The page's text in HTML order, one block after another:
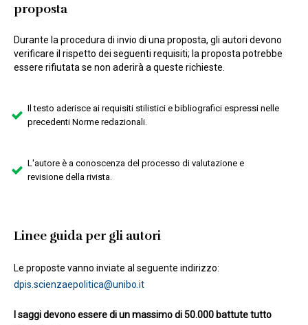
proposta
Durante la procedura di invio di una proposta, gli autori devono
verificare il rispetto dei seguenti requisiti; la proposta potrebbe
essere rifiutata se non aderirà a queste richieste.
Il testo aderisce ai requisiti stilistici e bibliografici espressi nelle
precedenti Norme redazionali.
L'autore è a conoscenza del processo di valutazione e
revisione della rivista.
Linee guida per gli autori
Le proposte vanno inviate al seguente indirizzo:
dpis.scienzaepolitica@unibo.it
I saggi devono essere di un massimo di 50.000 battute tutto